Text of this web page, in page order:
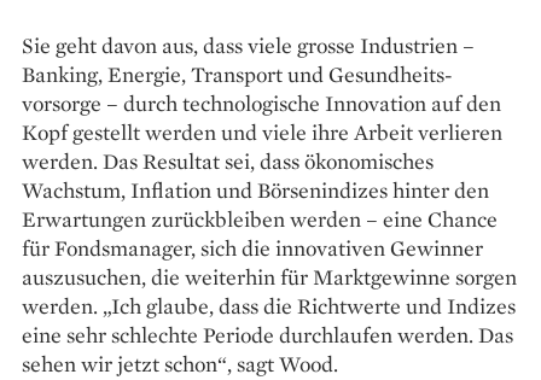
Sie geht davon aus, dass viele grosse Industrien –
Banking, Energie, Transport und Gesundheits­
vorsorge – durch technologische Innovation auf den
Kopf gestellt werden und viele ihre Arbeit ver­lieren
werden. Das Resultat sei, dass ökonomisches
Wachstum, Inflation und Börsenindizes hinter den
Erwartungen zurückbleiben werden – eine Chance
für Fondsmanager, sich die innovativen Gewinner
auszusuchen, die weiterhin für Marktgewinne sorgen
werden. „Ich glaube, dass die Richtwerte und Indizes
eine sehr schlechte Periode durchlaufen werden. Das
sehen wir jetzt schon“, sagt Wood.